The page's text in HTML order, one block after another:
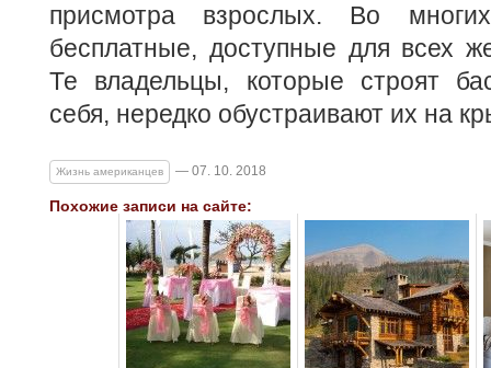
присмотра взрослых. Во
бесплатные, доступные для всех
Те владельцы, которые строят
себя, нередко обустраивают их на
Жизнь американцев — 07. 10. 2018
Похожие записи на сайте: